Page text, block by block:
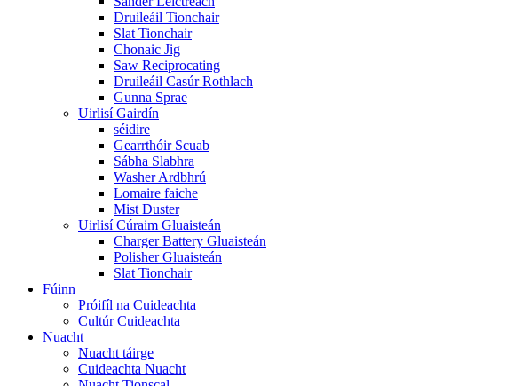
Druileáil Tionchair
Slat Tionchair
Chonaic Jig
Saw Reciprocating
Druileáil Casúr Rothlach
Gunna Sprae
Uirlisí Gairdín
séidire
Gearrthóir Scuab
Sábha Slabhra
Washer Ardbhrú
Lomaire faiche
Mist Duster
Uirlisí Cúraim Gluaisteán
Charger Battery Gluaisteán
Polisher Gluaisteán
Slat Tionchair
Fúinn
Próifíl na Cuideachta
Cultúr Cuideachta
Nuacht
Nuacht táirge
Cuideachta Nuacht